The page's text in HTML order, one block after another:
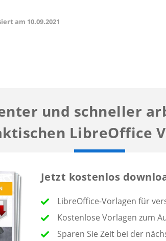
am 10.09.2021